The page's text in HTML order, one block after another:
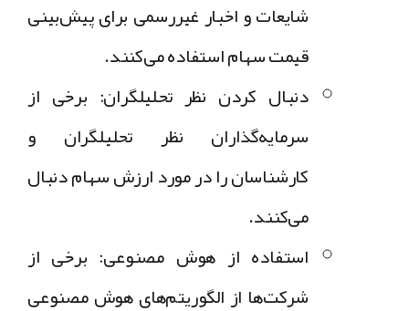
شایعات و اخبار غیررسمیبرای پیش‌بینی
قیمت سهام استفاده می‌کنند.
دنبال کردن نظر تحلیلگران:برخی از
سرمایه‌گذاران
نظر تحلیلگران و
کارشناسانرا در مورد ارزش سهام دنبال
می‌کنند.
استفاده از هوش مصنوعی:برخی از
شرکت‌ها از الگوریتم‌های هوش مصنوعی